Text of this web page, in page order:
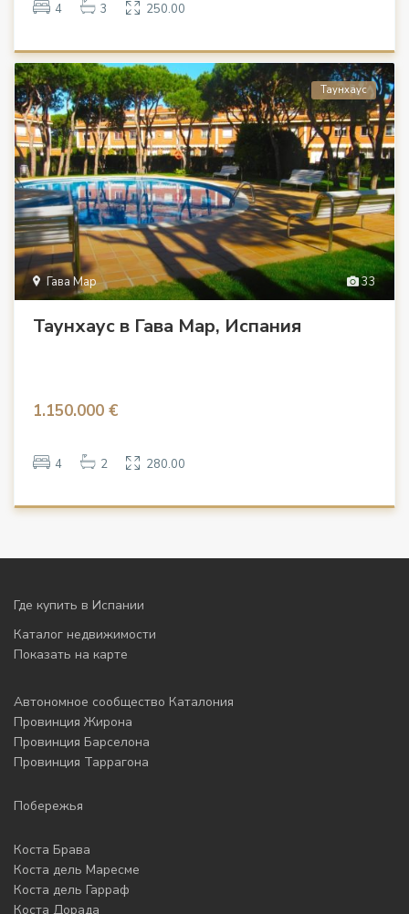
4 3 250.00
33
Гава Мар
Таунхаус
Таунхаус в Гава Мар, Испания
1.150.000 €
4 2 280.00
Где купить в Испании
Каталог недвижимости
Показать на карте
Автономное сообщество Каталония
Провинция Жирона
Провинция Барселона
Провинция Таррагона
Побережья
Коста Брава
Коста дель Маресме
Коста дель Гарраф
Коста Дорада